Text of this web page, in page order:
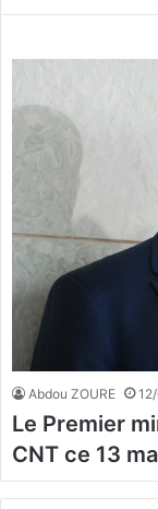
Abdou ZOURE
Le Premier
CNT ce 13